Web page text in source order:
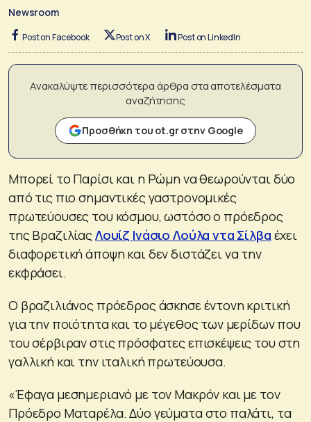
Newsroom
Post on Facebook Post on X Post on LinkedIn
Ανακαλύψτε περισσότερα άρθρα στα αποτελέσματα
αναζήτησης
Προσθήκη του ot.gr στην Google
Μπορεί το Παρίσι και η Ρώμη να θεωρούνται δύο
από τις πιο σημαντικές γαστρονομικές
πρωτεύουσες του κόσμου, ωστόσο ο πρόεδρος
της ΒραζιλίαςΛουίζ Ινάσιο Λούλα ντα Σίλβα έχει
διαφορετική άποψη και δεν διστάζει να την
εκφράσει.
Ο βραζιλιάνος πρόεδρος άσκησε έντονη κριτική
για την ποιότητα και το μέγεθος των μερίδων που
του σέρβιραν στις πρόσφατες επισκέψεις του στη
γαλλική και την ιταλική πρωτεύουσα.
«Έφαγα μεσημεριανό με τον Μακρόν και με τον
Πρόεδρο Ματαρέλα. Δύο γεύματα στο παλάτι, τα